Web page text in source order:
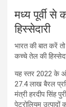
मध्य पूर्वी
हिस्सेदारी
भारत की बात करें
कच्चे तेल की
यह स्तर 2022 के
27.4 लाख बैरल
मंत्री हरदीप सिंह
पेट्रोलियम उत्पादों